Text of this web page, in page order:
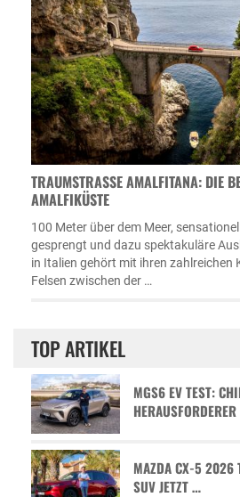
TRAUMSTRASSE AMALFITANA: DIE
MALFIKÜSTE
100 Meter über dem Meer,
gesprengt und dazu spektakuläre
in Italien gehört mit ihren zahlreichen
Felsen zwischen der …
TOP ARTIKEL
MGS6 EV TEST:
MAZDA CX-5 2026
SUV JETZT …